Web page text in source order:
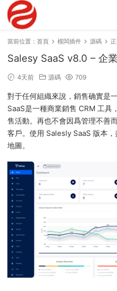
當前位置： 首頁 模闆插件 源碼
Salesy SaaS v8.0 – 企
4天前 源碼 709
對于任何組織來說，銷售确實是
SaaS是一種商業銷售 CRM 工具
售活動。再也不會因爲管理不善
客戶。使用 Salesly SaaS 版本
地圖。